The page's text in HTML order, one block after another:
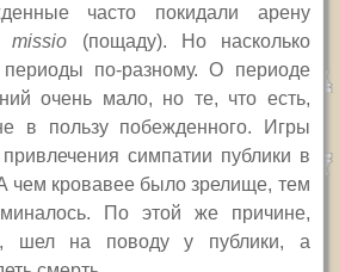
часто покидали арену
missio
(пощаду). Но насколько
по-разному. О периоде
очень мало, но те, что есть,
в пользу побежденного. Игры
симпатии публики в
чем кровавее было зрелище, тем
По этой же причине,
шел на поводу у публики, а